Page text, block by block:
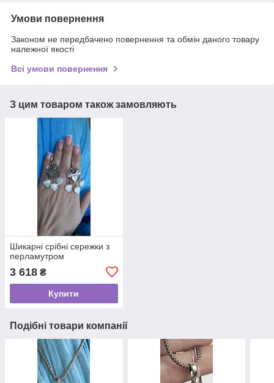
Умови повернення
Законом не передбачено повернення та обмін даного товару
належної якості
Всі умови повернення
З цим товаром також замовляють
Шикарні срібні сережки з
перламутром
3 618 ₴
Купити
Подібні товари компанії